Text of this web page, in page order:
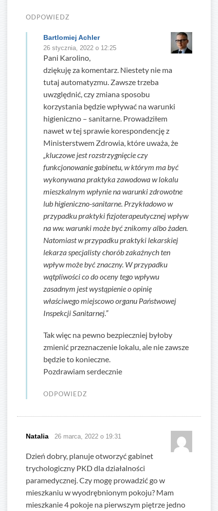
ODPOWIEDZ
Bartlomiej Achler
26 stycznia, 2022 o 12:25
Pani Karolino,
dziękuję za komentarz. Niestety nie ma
tutaj automatyzmu. Zawsze trzeba
uwzględnić, czy zmiana sposobu
korzystania będzie wpływać na warunki
higieniczno – sanitarne. Prowadziłem
nawet w tej sprawie korespondencję z
Ministerstwem Zdrowia, które uważa, że
„kluczowe jest rozstrzygnięcie czy
funkcjonowanie gabinetu, w którym ma być
wykonywana praktyka zawodowa w lokalu
mieszkalnym wpłynie na warunki zdrowotne
lub higieniczno-sanitarne. Przykładowo w
przypadku praktyki fizjoterapeutycznej wpływ
na ww. warunki może być znikomy albo żaden.
Natomiast w przypadku praktyki lekarskiej
lekarza specjalisty chorób zakaźnych ten
wpływ może być znaczny. W przypadku
wątpliwości co do oceny tego wpływu
zasadnym jest wystąpienie o opinię
właściwego miejscowo organu Państwowej
Inspekcji Sanitarnej.”
Tak więc na pewno bezpieczniej byłoby
zmienić przeznaczenie lokalu, ale nie zawsze
będzie to konieczne.
Pozdrawiam serdecznie
ODPOWIEDZ
Natalia 26 marca, 2022 o 19:31
Dzień dobry, planuje otworzyć gabinet
trychologiczny PKD dla działalności
paramedycznej. Czy mogę prowadzić go w
mieszkaniu w wyodrębnionym pokoju? Mam
mieszkanie 4 pokoje na pierwszym piętrze jedno